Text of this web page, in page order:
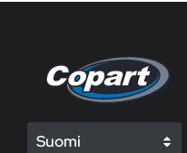
Suomi